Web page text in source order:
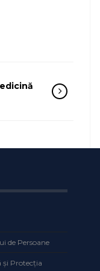
de Persoane
şi Protecţia